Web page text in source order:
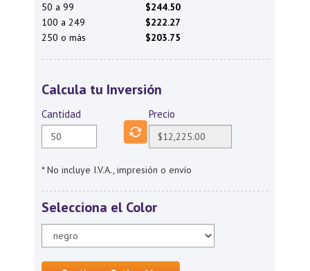
50 a 99
$244.50
100 a 249
$222.27
250 o más
$203.75
Calcula tu Inversión
Cantidad Precio
* No incluye I.V.A., impresión o envío
Selecciona el Color